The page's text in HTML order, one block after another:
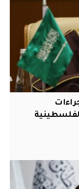
الفلسطينية